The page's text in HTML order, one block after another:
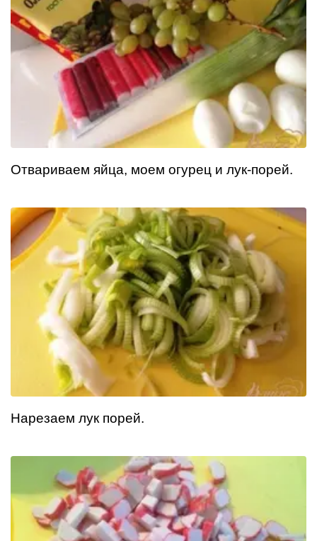
Отвариваем яйца, моем огурец и лук-порей.
Нарезаем лук порей.